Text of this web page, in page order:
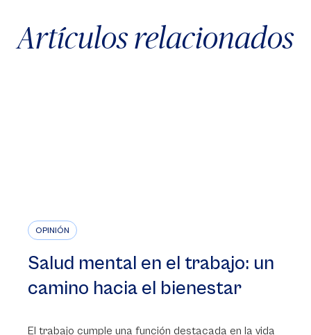
Artículos relacionados
OPINIÓN
Salud mental en el trabajo: un
camino hacia el bienestar
El trabajo cumple una función destacada en la vida